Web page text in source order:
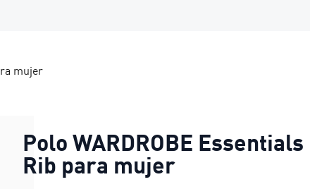
mujer
Polo WARDROBE Essentials
Rib para mujer